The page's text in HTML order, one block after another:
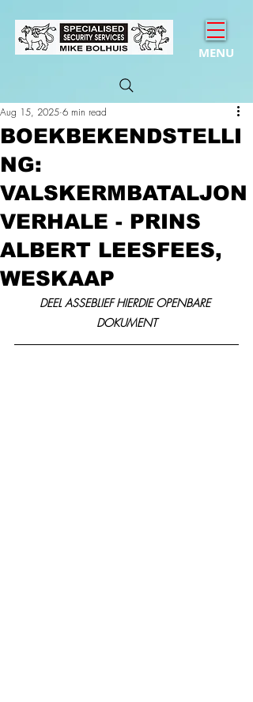
MENU
BOEKBEKENDSTELLI
NG:
VALSKERMBATALJON
VERHALE - PRINS
ALBERT LEESFEES,
WESKAAP
Aug 15, 2025 6 min read
DEEL ASSEBLIEF HIERDIE OPENBARE
DOKUMENT